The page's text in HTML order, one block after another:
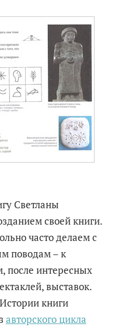
Светланы
своей книги.
часто делаем с
поводам – к
после интересных
выставок.
книги
авторского цикла